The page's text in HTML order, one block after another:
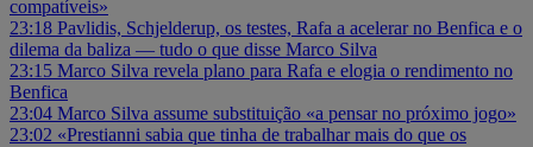
compatíveis»
23:18 Pavlidis, Schjelderup, os testes, Rafa a acelerar no Benfica e o
dilema da baliza — tudo o que disse Marco Silva
23:15 Marco Silva revela plano para Rafa e elogia o rendimento no
Benfica
23:04 Marco Silva assume substituição «a pensar no próximo jogo»
23:02 «Prestianni sabia que tinha de trabalhar mais do que os